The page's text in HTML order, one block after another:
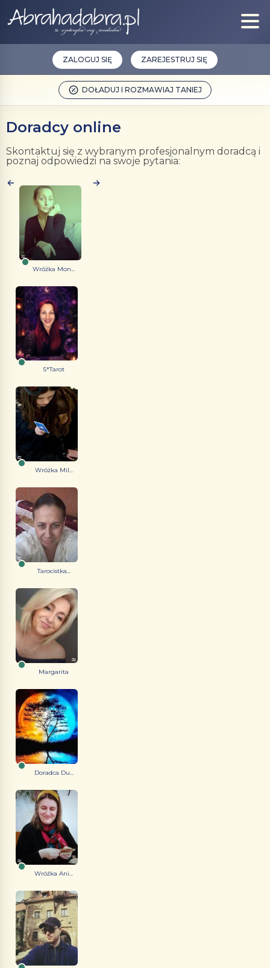
DOŁADUJ I ROZMAWIAJ TANIEJ
ZALOGUJ SIĘ ZAREJESTRUJ SIĘ
Doradcy online
Skontaktuj się z wybranym profesjonalnym doradcą i
poznaj odpowiedzi na swoje pytania:
Wróżka Mon...
5*Tarot
Wróżka Mil...
Tarocistka...
Margarita
Doradca Du...
Wróżka Ani...